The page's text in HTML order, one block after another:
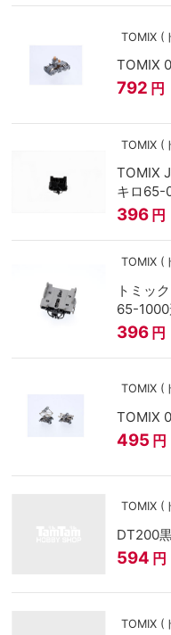
TOMIX (
TOMIX
792 円
TOMIX (
TOMIX
キロ65-
396 円
TOMIX (
トミッ
65-1000
396 円
TOMIX (
TOMIX
495 円
TOMIX (
DT200
594 円
TOMIX (